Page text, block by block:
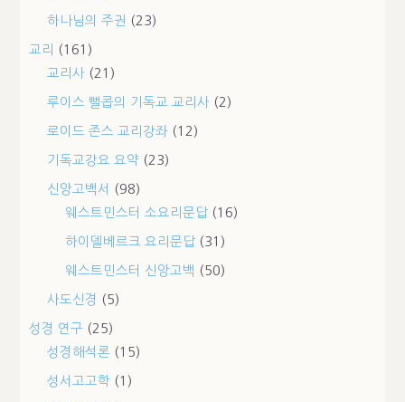
하나님의 주권 (23)
교리
(161)
교리사 (21)
루이스 뻘콥의 기독교 교리사 (2)
로이드 존스 교리강좌 (12)
기독교강요 요약 (23)
신앙고백서
(98)
웨스트민스터 소요리문답(16)
하이델베르크 요리문답(31)
웨스트민스터 신앙고백 (50)
사도신경 (5)
성경 연구 (25)
성경해석론 (15)
성서고고학 (1)